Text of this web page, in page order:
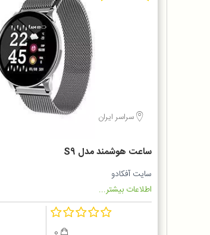
سراسر ایران
ساعت هوشمند مدل S9
سایت آفکادو
اطلاعات بیشتر...